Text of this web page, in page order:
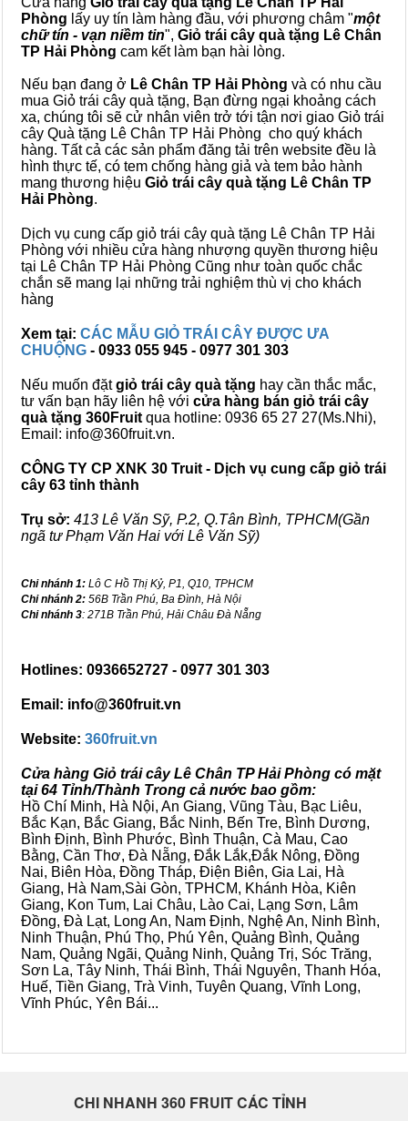
Phòng lấy uy tín làm hàng đầu, với phương châm "một
chữ tín - vạn niềm tin", Giỏ trái cây quà tặng Lê Chân
TP Hải Phòng cam kết làm bạn hài lòng.
Nếu bạn đang ở Lê Chân TP Hải Phòng và có nhu cầu
mua Giỏ trái cây quà tặng, Bạn đừng ngại khoảng cách
xa, chúng tôi sẽ cử nhân viên trở tới tận nơi giao Giỏ trái
cây Quà tặng Lê Chân TP Hải Phòng cho quý khách
hàng. Tất cả các sản phẩm đăng tải trên website đều là
hình thực tế, có tem chống hàng giả và tem bảo hành
mang thương hiệu Giỏ trái cây quà tặng Lê Chân TP
Hải Phòng.
Dịch vụ cung cấp giỏ trái cây quà tặng Lê Chân TP Hải
Phòng với nhiều cửa hàng nhượng quyền thương hiệu
tại Lê Chân TP Hải Phòng Cũng như toàn quốc chắc
chắn sẽ mang lại những trải nghiệm thù vị cho khách
hàng
Xem tại: CÁC MẪU GIỎ TRÁI CÂY ĐƯỢC ƯA
CHUỘNG - 0933 055 945 - 0977 301 303
Nếu muốn đặtgiỏ trái cây quà tặng hay cần thắc mắc,
tư vấn bạn hãy liên hệ với cửa hàng bán giỏ trái cây
quà tặng 360Fruit qua hotline: 0936 65 27 27(Ms.Nhi),
Email: info@360fruit.vn.
CÔNG TY CP XNK 30 Truit - Dịch vụ cung cấp giỏ trái
cây 63 tỉnh thành
Trụ sở: 413 Lê Văn Sỹ, P.2, Q.Tân Bình, TPHCM(Gần
ngã tư Phạm Văn Hai với Lê Văn Sỹ)
Chi nhánh 1: Lô C Hồ Thị Kỷ, P1, Q10, TPHCM
Chi nhánh 2: 56B Trần Phú, Ba Đình, Hà Nội
Chi nhánh 3: 271B Trần Phú, Hải Châu Đà Nẵng
Hotlines: 0936652727 - 0977 301 303
Email: info@360fruit.vn
Website: 360fruit.vn
Cửa hàng Giỏ trái cây Lê Chân TP Hải Phòng có mặt
tại 64 Tỉnh/Thành Trong cả nước bao gồm:
Hồ Chí Minh, Hà Nội, An Giang, Vũng Tàu, Bạc Liêu,
Bắc Kạn, Bắc Giang, Bắc Ninh, Bến Tre, Bình Dương,
Bình Định, Bình Phước, Bình Thuận, Cà Mau, Cao
Bằng, Cần Thơ, Đà Nẵng, Đắk Lắk,Đắk Nông, Đồng
Nai, Biên Hòa, Đồng Tháp, Điện Biên, Gia Lai, Hà
Giang, Hà Nam,Sài Gòn, TPHCM, Khánh Hòa, Kiên
Giang, Kon Tum, Lai Châu, Lào Cai, Lạng Sơn, Lâm
Đồng, Đà Lạt, Long An, Nam Định, Nghệ An, Ninh Bình,
Ninh Thuận, Phú Thọ, Phú Yên, Quảng Bình, Quảng
Nam, Quảng Ngãi, Quảng Ninh, Quảng Trị, Sóc Trăng,
Sơn La, Tây Ninh, Thái Bình, Thái Nguyên, Thanh Hóa,
Huế, Tiền Giang, Trà Vinh, Tuyên Quang, Vĩnh Long,
Vĩnh Phúc, Yên Bái...
CHI NHANH 360 FRUIT CÁC TỈNH